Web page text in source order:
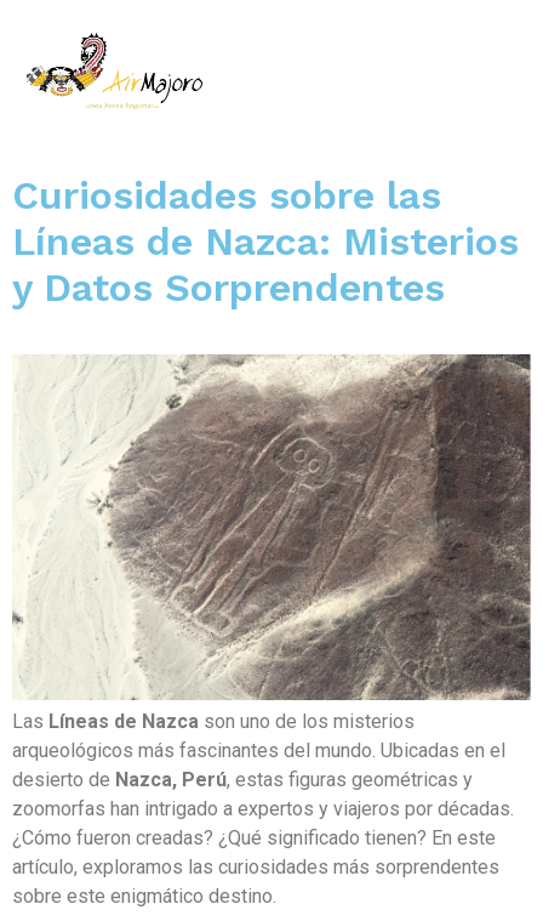
Curiosidades sobre las
Líneas de Nazca: Misterios
y Datos Sorprendentes
Las Líneas de Nazca son uno de los misterios
arqueológicos más fascinantes del mundo. Ubicadas en el
desierto de Nazca, Perú, estas figuras geométricas y
zoomorfas han intrigado a expertos y viajeros por décadas.
¿Cómo fueron creadas? ¿Qué significado tienen? En este
artículo, exploramos las curiosidades más sorprendentes
sobre este enigmático destino.